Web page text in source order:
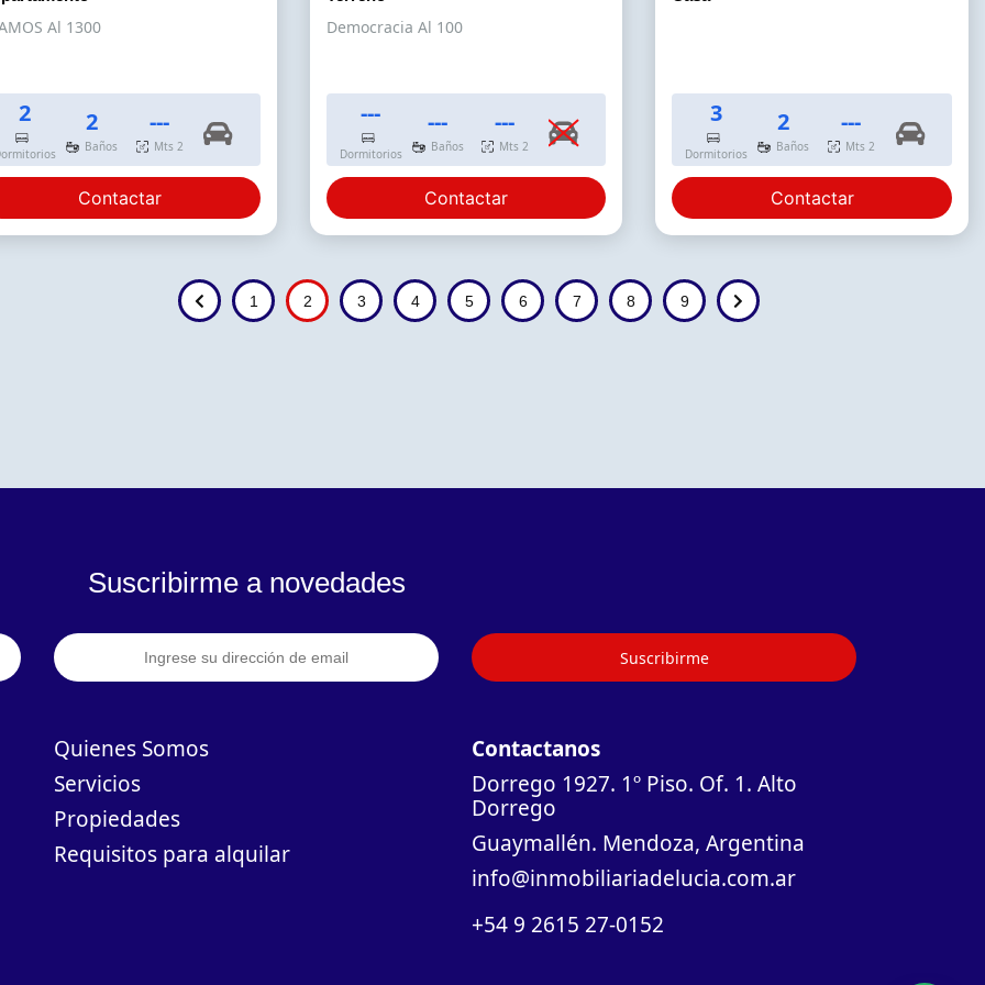
Al 1300
2 2
Baños
---
Mts 2
Contactar
Democracia Al 100
---
Dormitorios
---
Baños
---
Mts 2
Contactar
3
Dormitorios
2
Baños
---
Mts 2
Contactar
1 2 3 4 5 6 7 8 9
Suscribirme a novedades
Suscribirme
Quienes Somos
Servicios
Propiedades
Requisitos para alquilar
Contactanos
Dorrego 1927. 1º Piso. Of. 1. Alto
Dorrego
Guaymallén. Mendoza, Argentina
info@inmobiliariadelucia.com.ar
+54 9 2615 27-0152